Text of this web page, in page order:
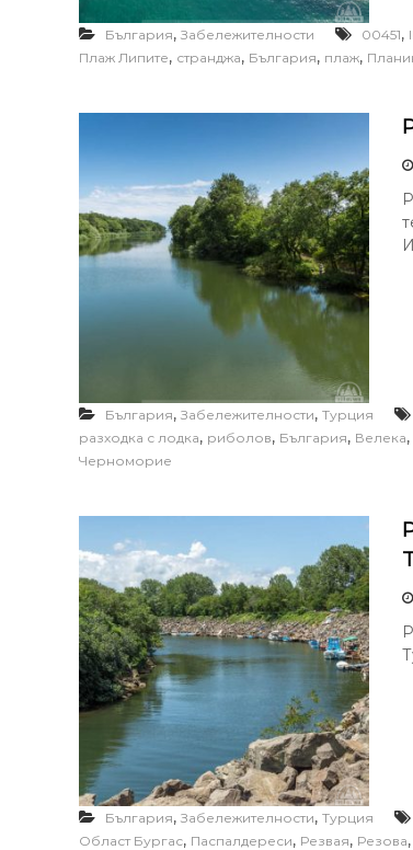
България, Забележителности 00451,
Плаж Липите, странджа, България, плаж,
България, Забележителности, Турция
разходка с лодка, риболов, България, Велека,
Черноморие
България, Забележителности, Турция
Област Бургас, Паспалдереси, Резвая, Резова,